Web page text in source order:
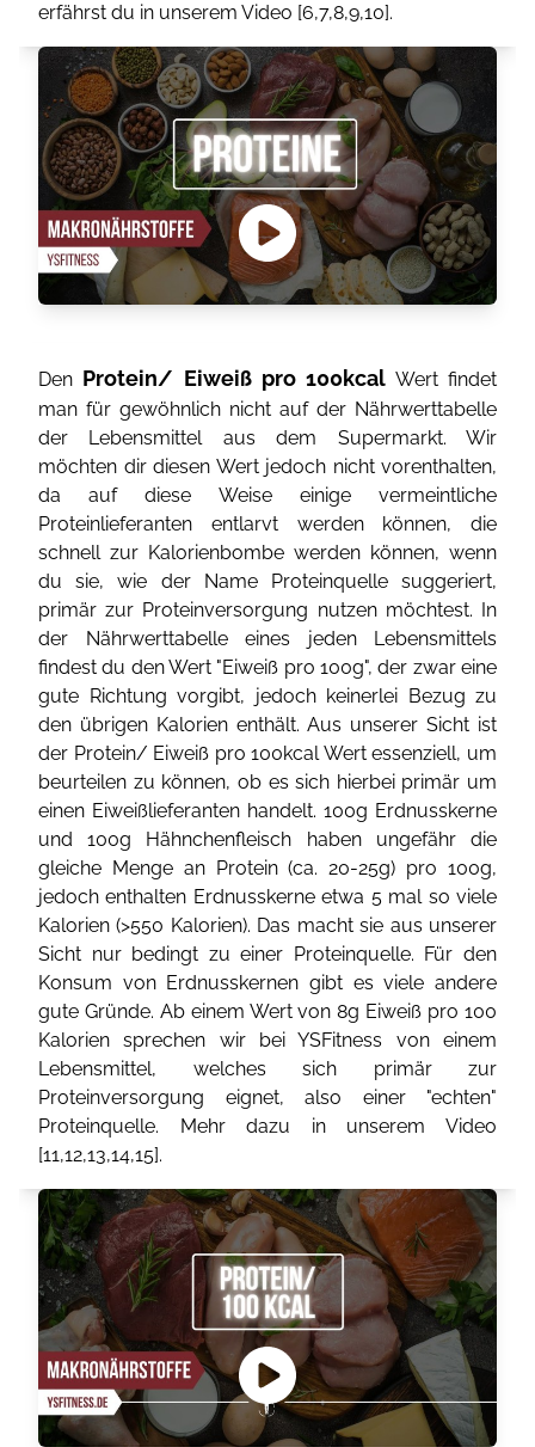
erfährst du in unserem Video [6,7,8,9,10].
Den Protein/ Eiweiß pro 100kcal Wert findet
man für gewöhnlich nicht auf der Nährwerttabelle
der Lebensmittel aus dem Supermarkt. Wir
möchten dir diesen Wert jedoch nicht vorenthalten,
da auf diese Weise einige vermeintliche
Proteinlieferanten entlarvt werden können, die
schnell zur Kalorienbombe werden können, wenn
du sie, wie der Name Proteinquelle suggeriert,
primär zur Proteinversorgung nutzen möchtest. In
der Nährwerttabelle eines jeden Lebensmittels
findest du den Wert "Eiweiß pro 100g", der zwar eine
gute Richtung vorgibt, jedoch keinerlei Bezug zu
den übrigen Kalorien enthält. Aus unserer Sicht ist
der Protein/ Eiweiß pro 100kcal Wert essenziell, um
beurteilen zu können, ob es sich hierbei primär um
einen Eiweißlieferanten handelt. 100g Erdnusskerne
und 100g Hähnchenfleisch haben ungefähr die
gleiche Menge an Protein (ca. 20-25g) pro 100g,
jedoch enthalten Erdnusskerne etwa 5 mal so viele
Kalorien (>550 Kalorien). Das macht sie aus unserer
Sicht nur bedingt zu einer Proteinquelle. Für den
Konsum von Erdnusskernen gibt es viele andere
gute Gründe. Ab einem Wert von 8g Eiweiß pro 100
Kalorien sprechen wir bei YSFitness von einem
Lebensmittel, welches sich primär zur
Proteinversorgung eignet, also einer "echten"
Proteinquelle. Mehr dazu in unserem Video
[11,12,13,14,15].